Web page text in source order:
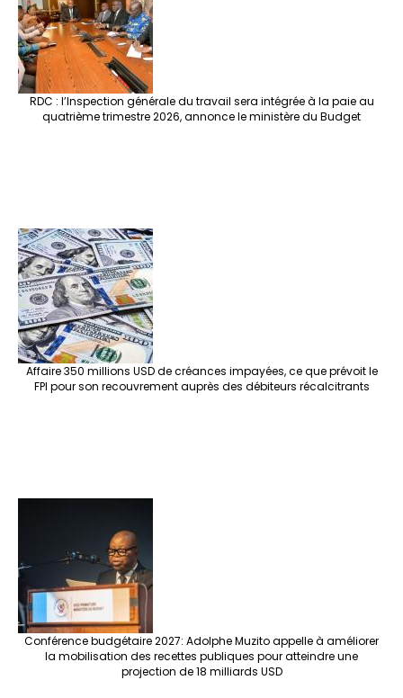
RDC : l’Inspection générale du travail sera intégrée à la paie au
quatrième trimestre 2026, annonce le ministère du Budget
Affaire 350 millions USD de créances impayées, ce que prévoit le
FPI pour son recouvrement auprès des débiteurs récalcitrants
Conférence budgétaire 2027: Adolphe Muzito appelle à améliorer
la mobilisation des recettes publiques pour atteindre une
projection de 18 milliards USD